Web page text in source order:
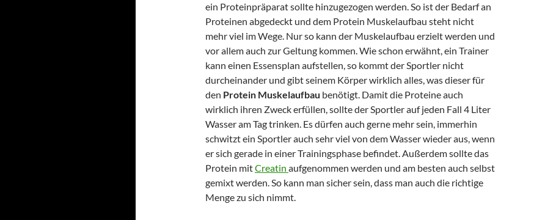
ein Proteinpräparat sollte hinzugezogen werden. So ist der Bedarf an
Proteinen abgedeckt und dem Protein Muskelaufbau steht nicht
mehr viel im Wege. Nur so kann der Muskelaufbau erzielt werden und
vor allem auch zur Geltung kommen. Wie schon erwähnt, ein Trainer
kann einen Essensplan aufstellen, so kommt der Sportler nicht
durcheinander und gibt seinem Körper wirklich alles, was dieser für
den Protein Muskelaufbau benötigt. Damit die Proteine auch
wirklich ihren Zweck erfüllen, sollte der Sportler auf jeden Fall 4 Liter
Wasser am Tag trinken. Es dürfen auch gerne mehr sein, immerhin
schwitzt ein Sportler auch sehr viel von dem Wasser wieder aus, wenn
er sich gerade in einer Trainingsphase befindet. Außerdem sollte das
Protein mitCreatin aufgenommen werden und am besten auch selbst
gemixt werden. So kann man sicher sein, dass man auch die richtige
Menge zu sich nimmt.